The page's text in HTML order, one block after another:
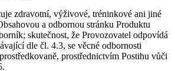
zdravotní, výživové, tréninkové ani jiné
a odbornou stránku Produktu
skutečnost, že Provozovatel odpovídá
dle čl. 4.3, se věcné odbornosti
prostřednictvím Postihu vůči